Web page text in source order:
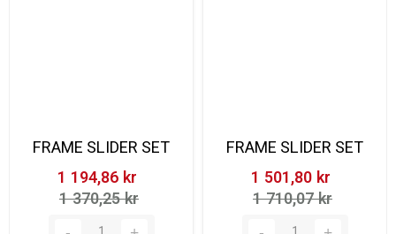
FRAME SLIDER SET
1 194,86 kr‎
1 370,25 kr‎
FRAME SLIDER SET
1 501,80 kr‎
1 710,07 kr‎